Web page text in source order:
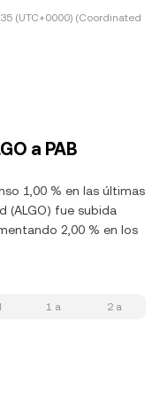
(UTC+0000) (Coordinated
a PAB
1,00 % en las últimas
(ALGO) fue subida
2,00 % en los
1 a 2 a